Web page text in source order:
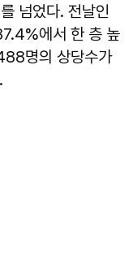
넘었다. 전날인
에서 한 층 높
명의 상당수가